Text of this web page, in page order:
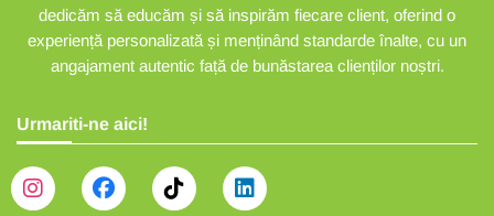
dedicăm să educăm și să inspirăm fiecare client, oferind o
experiență personalizată și menținând standarde înalte, cu un
angajament autentic față de bunăstarea clienților noștri.
Urmariti-ne aici!